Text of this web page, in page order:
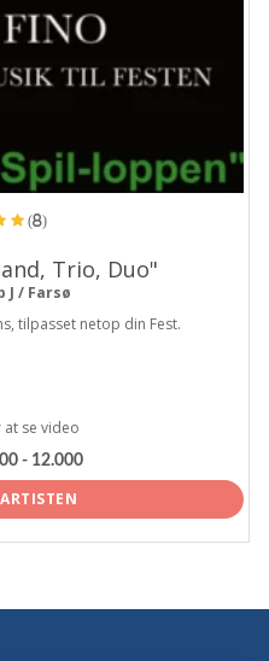
(8)
Trio, Duo"
J / Farsø
tilpasset netop din Fest.
at se video
- 12.000